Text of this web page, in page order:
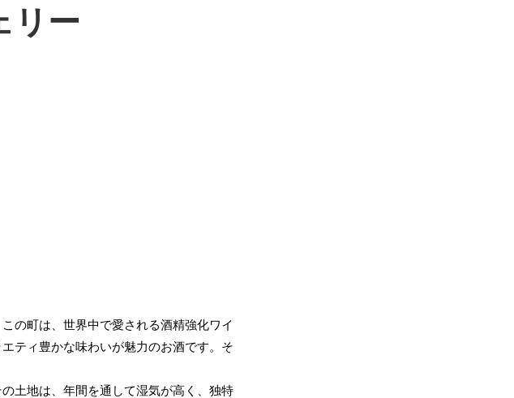
リー
の町は、世界中で愛される酒精強化ワイ
ティ豊かな味わいが魅力のお酒です。そ
土地は、年間を通して湿気が高く、独特